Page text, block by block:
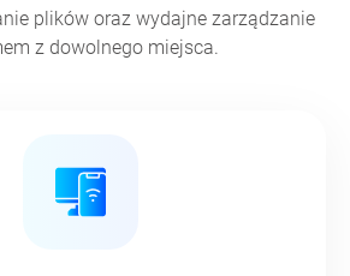
plików oraz wydajne zarządzanie
z dowolnego miejsca.